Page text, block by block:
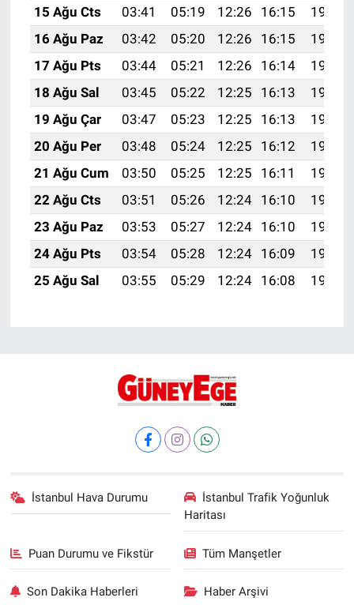
15 Ağu Cts
03:41 05:19 12:26 16:15
19:24
16 Ağu Paz
03:42 05:20 12:26 16:15
19:22
17 Ağu Pts
03:44 05:21 12:26 16:14
19:21
18 Ağu Sal
03:45 05:22 12:25 16:13
19:19
19 Ağu Çar
03:47 05:23 12:25 16:13
19:18
20 Ağu Per
03:48 05:24 12:25 16:12
19:16
21 Ağu Cum
03:50 05:25 12:25 16:11
19:15
22 Ağu Cts
03:51 05:26 12:24 16:10
19:13
23 Ağu Paz
03:53 05:27 12:24 16:10
19:12
24 Ağu Pts
03:54 05:28 12:24 16:09
19:10
25 Ağu Sal
03:55 05:29 12:24 16:08 19:09
İstanbul Hava Durumu
İstanbul Trafik Yoğunluk
Haritası
Puan Durumu ve Fikstür Tüm Manşetler
Son Dakika Haberleri Haber Arşivi